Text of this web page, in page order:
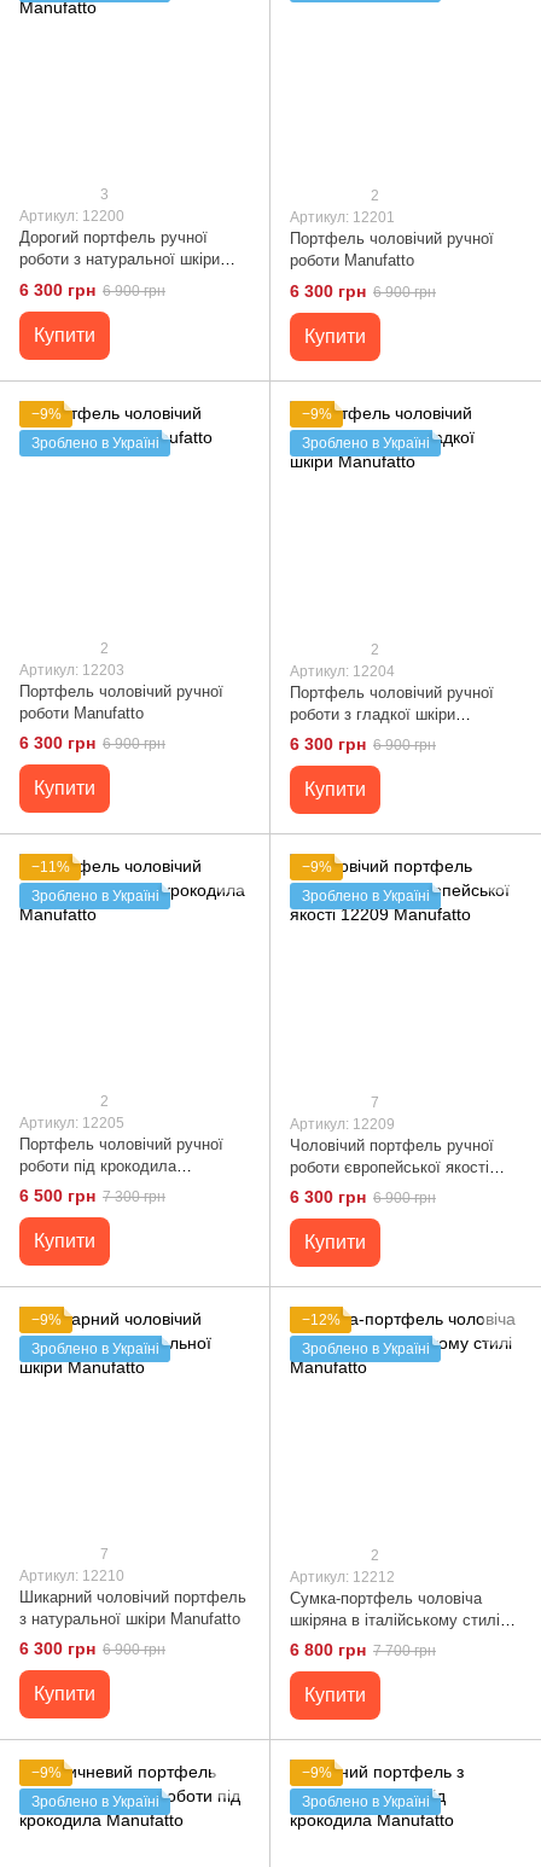
3
Артикул: 12200
Дорогий портфель ручної
роботи з натуральної шкіри
Manufatto
6 300 грн 6 900 грн
Купити
2
Артикул: 12201
Портфель чоловічий ручної
роботи Manufatto
6 300 грн 6 900 грн
Купити
−9%
Зроблено в Україні
2
Артикул: 12203
Портфель чоловічий ручної
роботи Manufatto
6 300 грн 6 900 грн
Купити
−9%
Зроблено в Україні
2
Артикул: 12204
Портфель чоловічий ручної
роботи з гладкої шкіри
Manufatto
6 300 грн 6 900 грн
Купити
−11%
Зроблено в Україні
2
Артикул: 12205
Портфель чоловічий ручної
роботи під крокодила
Manufatto
6 500 грн 7 300 грн
Купити
−9%
Зроблено в Україні
7
Артикул: 12209
Чоловічий портфель ручної
роботи європейської якості
12209 Manufatto
6 300 грн 6 900 грн
Купити
−9%
Зроблено в Україні
7
Артикул: 12210
Шикарний чоловічий портфель
з натуральної шкіри Manufatto
6 300 грн 6 900 грн
Купити
−12%
Зроблено в Україні
2
Артикул: 12212
Сумка-портфель чоловіча
шкіряна в італійському стилі
Manufatto
6 800 грн 7 700 грн
Купити
−9%
Зроблено в Україні
−9%
Зроблено в Україні